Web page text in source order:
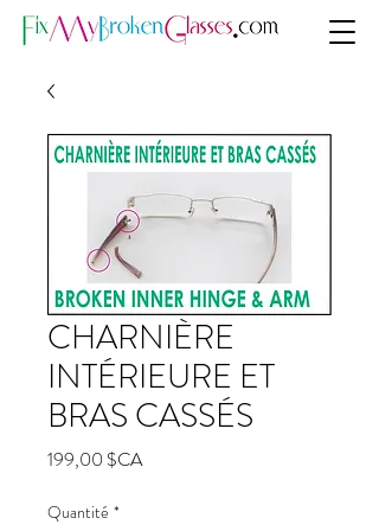
CHARNIÈRE
INTÉRIEURE ET
BRAS CASSÉS
199,00 $CAPrix
Quantité *